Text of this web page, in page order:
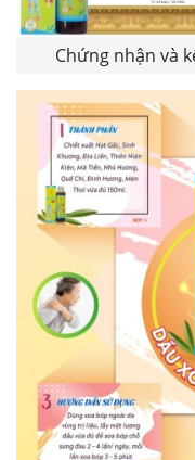
Chứng nhận và